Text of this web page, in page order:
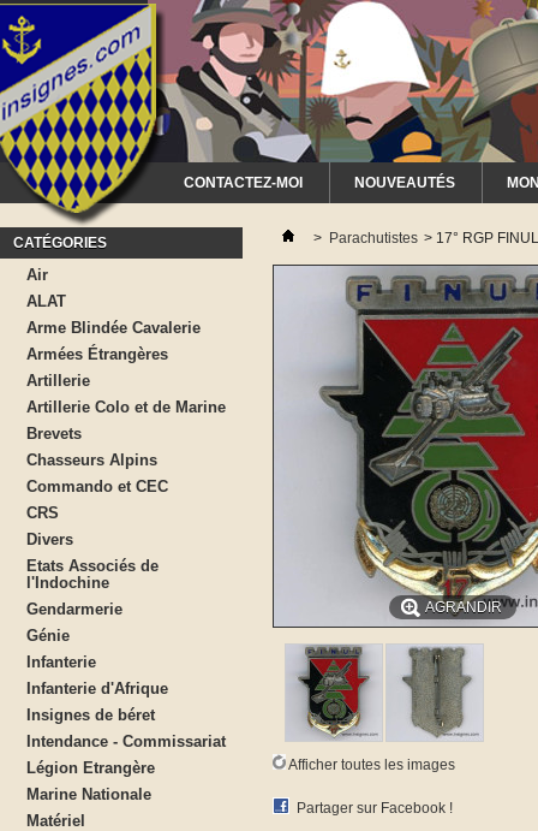
CONTACTEZ-MOI NOUVEAUTÉS
CATÉGORIES
Air
ALAT
Arme Blindée Cavalerie
Armées Étrangères
Artillerie
Artillerie Colo et de Marine
Brevets
Chasseurs Alpins
Commando et CEC
CRS
Divers
Etats Associés de
l'Indochine
Gendarmerie
Génie
Infanterie
Infanterie d'Afrique
Insignes de béret
Intendance - Commissariat
Légion Etrangère
Marine Nationale
Matériel
> Parachutistes > 17° RGP
AGRANDIR
Afficher toutes les images
Partager sur Facebook !